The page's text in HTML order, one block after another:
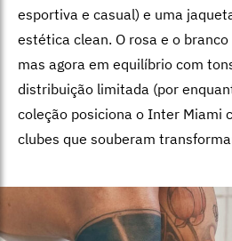
esportiva e casual) e uma
estética clean. O rosa e o
mas agora em equilíbrio com
distribuição limitada (por
coleção posiciona o Inter Miami
clubes que souberam